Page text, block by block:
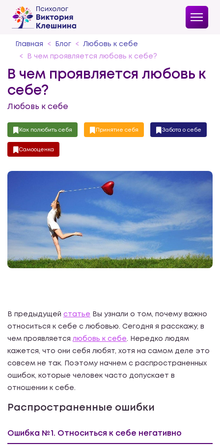
Главная Блог Любовь к себе
В чем проявляется любовь к себе?
В чем проявляется любовь к
себе?
Любовь к себе
В предыдущей статье Вы узнали о том, почему важно
относиться к себе с любовью. Сегодня я расскажу, в
чем проявляется любовь к себе. Нередко людям
кажется, что они себя любят, хотя на самом деле это
совсем не так. Поэтому начнем с распространенных
ошибок, которые человек часто допускает в
отношении к себе.
Распространенные ошибки
Ошибка №1. Относиться к себе негативно
Как полюбить себя Принятие себя Забота о себе
Самооценка